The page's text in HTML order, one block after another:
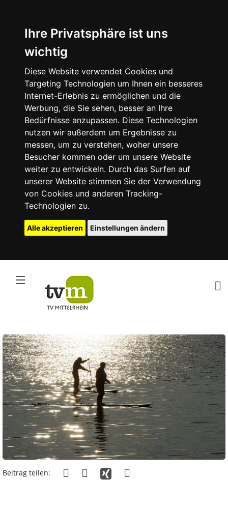
Ihre Privatsphäre ist uns
wichtig
Diese Website verwendet Cookies und
Targeting Technologien um Ihnen ein besseres
Internet-Erlebnis zu ermöglichen und die
Werbung, die Sie sehen, besser an Ihre
Bedürfnisse anzupassen. Diese Technologien
nutzen wir außerdem um Ergebnisse zu
messen, um zu verstehen, woher unsere
Besucher kommen oder um unsere Website
weiter zu entwickeln. Durch das Surfen auf
unserer Website stimmen Sie der Verwendung
von Cookies und anderen Tracking-
Technologien zu.
Alle akzeptieren Einstellungen ändern
Beitrag teilen: